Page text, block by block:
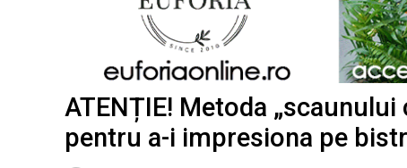
ATENȚIE! Metoda
pentru a-i impresiona pe